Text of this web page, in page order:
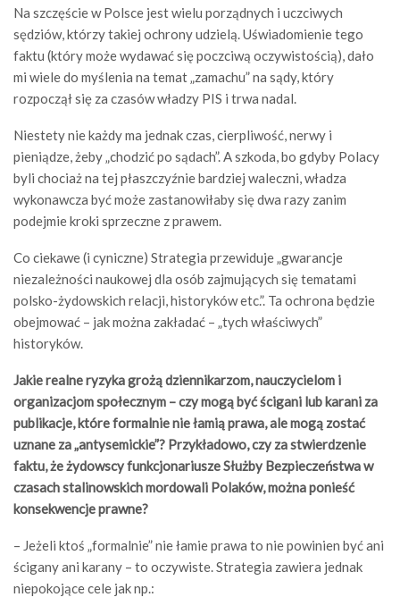
Na szczęście w Polsce jest wielu porządnych i uczciwych
sędziów, którzy takiej ochrony udzielą. Uświadomienie tego
faktu (który może wydawać się poczciwą oczywistością), dało
mi wiele do myślenia na temat „zamachu” na sądy, który
rozpoczął się za czasów władzy PIS i trwa nadal.
Niestety nie każdy ma jednak czas, cierpliwość, nerwy i
pieniądze, żeby „chodzić po sądach”. A szkoda, bo gdyby Polacy
byli chociaż na tej płaszczyźnie bardziej waleczni, władza
wykonawcza być może zastanowiłaby się dwa razy zanim
podejmie kroki sprzeczne z prawem.
Co ciekawe (i cyniczne) Strategia przewiduje „gwarancje
niezależności naukowej dla osób zajmujących się tematami
polsko-żydowskich relacji, historyków etc.”. Ta ochrona będzie
obejmować – jak można zakładać – „tych właściwych”
historyków.
Jakie realne ryzyka grożą dziennikarzom, nauczycielom i
organizacjom społecznym – czy mogą być ścigani lub karani za
publikacje, które formalnie nie łamią prawa, ale mogą zostać
uznane za „antysemickie”? Przykładowo, czy za stwierdzenie
faktu, że żydowscy funkcjonariusze Służby Bezpieczeństwa w
czasach stalinowskich mordowali Polaków, można ponieść
konsekwencje prawne?
– Jeżeli ktoś „formalnie” nie łamie prawa to nie powinien być ani
ścigany ani karany – to oczywiste. Strategia zawiera jednak
niepokojące cele jak np.: